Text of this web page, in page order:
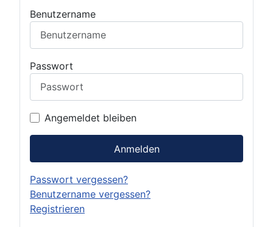
Benutzername
Passwort
Angemeldet bleiben
Anmelden
Passwort vergessen?
Benutzername vergessen?
Registrieren